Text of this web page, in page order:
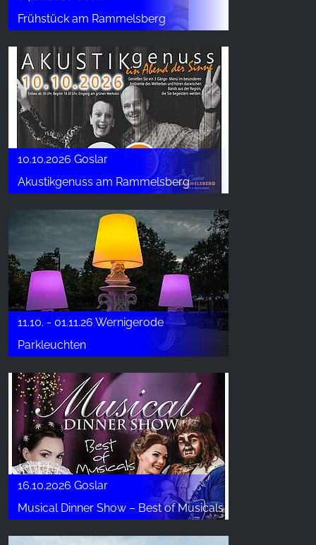
Frühstück am Rammelsberg
10.10.2026 Goslar
Akustikgenuss am Rammelsberg
11.10. - 01.11.26 Wernigerode
Parkleuchten
16.10.2026 Goslar
Musical Dinner Show – Best of Musicals